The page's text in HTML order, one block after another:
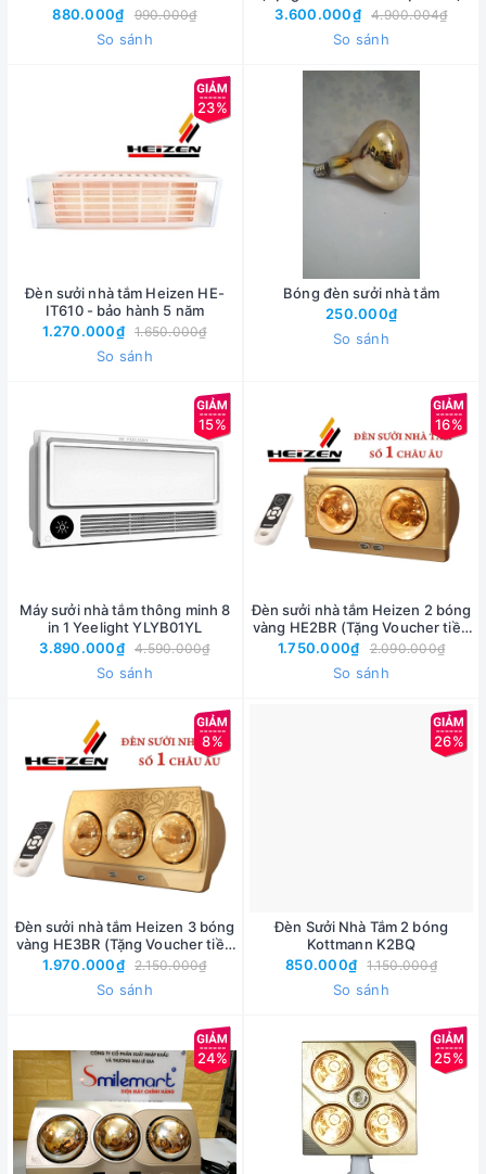
880.000₫
990.000₫
So sánh
3.600.000₫
4.900.004₫
So sánh
23%
Đèn sưởi nhà tắm Heizen HE-
IT610 - bảo hành 5 năm
1.270.000₫
1.650.000₫
So sánh
Bóng đèn sưởi nhà tắm
250.000₫
So sánh
15%
Máy sưởi nhà tắm thông minh 8
in 1 Yeelight YLYB01YL
3.890.000₫
4.590.000₫
So sánh
16%
Đèn sưởi nhà tắm Heizen 2 bóng
vàng HE2BR (Tặng Voucher tiền
mặt 250k)
1.750.000₫ 2.090.000₫
So sánh
8%
Đèn sưởi nhà tắm Heizen 3 bóng
vàng HE3BR (Tặng Voucher tiền
mặt 250k)
1.970.000₫ 2.150.000₫
So sánh
26%
Đèn Sưởi Nhà Tắm 2 bóng
Kottmann K2BQ
850.000₫
1.150.000₫
So sánh
24% 25%